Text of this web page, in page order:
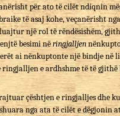
për ato të cilët ndiqnin
të asaj kohe, veçanërisht
një rol të rëndësishëm,
besimi nëringjalljen
ai nënkuptonte një bindje në
e ardhshme të të gjithë
çështjen e ringjalljes dhe
nga ata të cilët e dëgjonin